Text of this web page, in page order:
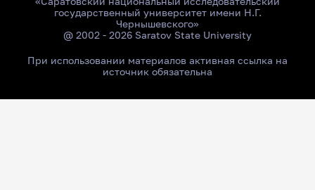
государственный университет имени Н.Г.
Чернышевского»
@ 2002 - 2026 Saratov State University
При использовании материалов активная ссылка на
источник обязательна